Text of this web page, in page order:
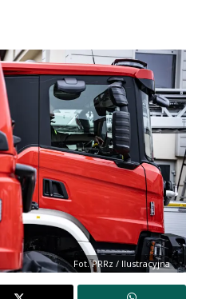
Fot. PRRz / Ilustracyjna